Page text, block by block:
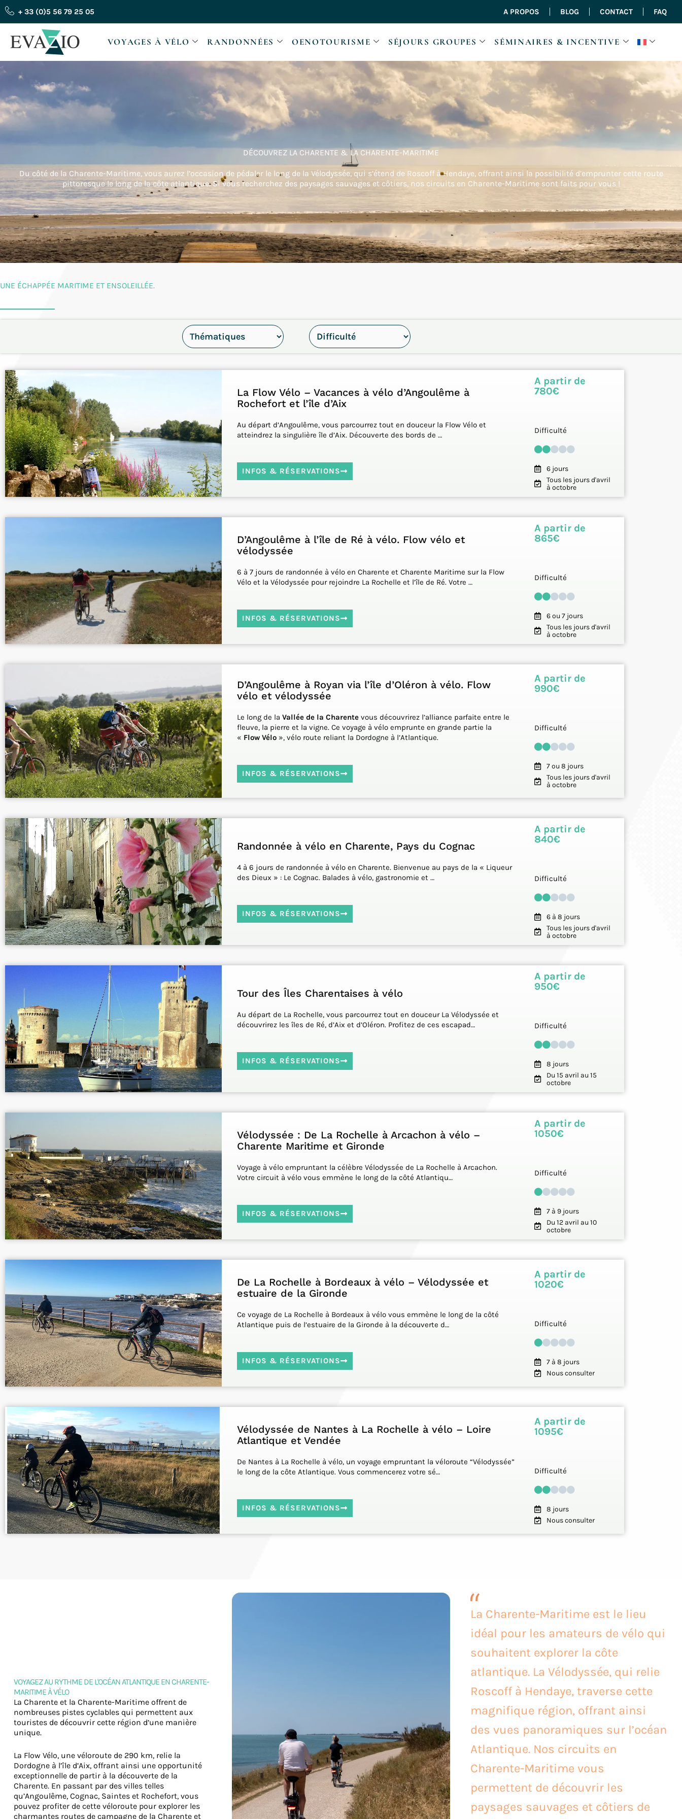
Aller
au
contenu
+ 33 (0)5 56 79 25 05 A PROPOS BLOG CONTACT FAQ
VOYAGES À VÉLO RANDONNÉES OENOTOURISME SÉJOURS GROUPES SÉMINAIRES & INCENTIVE
DÉCOUVREZ LA CHARENTE & LA CHARENTE-MARITIME
Du côté de la Charente-Maritime, vous aurez l’occasion de pédaler le long de la Vélodyssée, qui s’étend de Roscoff à Hendaye, offrant ainsi la possibilité d’emprunter cette route
pittoresque le long de la côte atlantique. Si vous recherchez des paysages sauvages et côtiers, nos circuits en Charente-Maritime sont faits pour vous !
UNE ÉCHAPPÉE MARITIME ET ENSOLEILLÉE.
La Flow Vélo – Vacances à vélo d’Angoulême à
Rochefort et l’île d’Aix
Au départ d’Angoulême, vous parcourrez tout en douceur la Flow Vélo et
atteindrez la singulière île d’Aix. Découverte des bords de …
INFOS & RÉSERVATIONS
A partir de
780€
Difficulté
6 jours
Tous les jours d'avril
à octobre
D’Angoulême à l’île de Ré à vélo. Flow vélo et
vélodyssée
6 à 7 jours de randonnée à vélo en Charente et Charente Maritime sur la Flow
Vélo et la Vélodyssée pour rejoindre La Rochelle et l’île de Ré. Votre …
INFOS & RÉSERVATIONS
A partir de
865€
Difficulté
6 ou 7 jours
Tous les jours d'avril
à octobre
D’Angoulême à Royan via l’île d’Oléron à vélo. Flow
vélo et vélodyssée
Le long de laVallée de la Charente vous découvrirez l’alliance parfaite entre le
fleuve, la pierre et la vigne. Ce voyage à vélo emprunte en grande partie la
« Flow Vélo », vélo route reliant la Dordogne à l’Atlantique.
INFOS & RÉSERVATIONS
A partir de
990€
Difficulté
7 ou 8 jours
Tous les jours d'avril
à octobre
Randonnée à vélo en Charente, Pays du Cognac
4 à 6 jours de randonnée à vélo en Charente. Bienvenue au pays de la « Liqueur
des Dieux » : Le Cognac. Balades à vélo, gastronomie et …
INFOS & RÉSERVATIONS
A partir de
840€
Difficulté
6 à 8 jours
Tous les jours d'avril
à octobre
Tour des Îles Charentaises à vélo
Au départ de La Rochelle, vous parcourrez tout en douceur La Vélodyssée et
découvrirez les îles de Ré, d’Aix et d’Oléron. Profitez de ces escapad…
INFOS & RÉSERVATIONS
A partir de
950€
Difficulté
8 jours
Du 15 avril au 15
octobre
Vélodyssée : De La Rochelle à Arcachon à vélo –
Charente Maritime et Gironde
Voyage à vélo empruntant la célèbre Vélodyssée de La Rochelle à Arcachon.
Votre circuit à vélo vous emmène le long de la côté Atlantiqu…
INFOS & RÉSERVATIONS
A partir de
1050€
Difficulté
7 à 9 jours
Du 12 avril au 10
octobre
De La Rochelle à Bordeaux à vélo – Vélodyssée et
estuaire de la Gironde
Ce voyage de La Rochelle à Bordeaux à vélo vous emmène le long de la côté
Atlantique puis de l’estuaire de la Gironde à la découverte d…
INFOS & RÉSERVATIONS
A partir de
1020€
Difficulté
7 à 8 jours
Nous consulter
Vélodyssée de Nantes à La Rochelle à vélo – Loire
Atlantique et Vendée
De Nantes à La Rochelle à vélo, un voyage empruntant la véloroute “Vélodyssée”
le long de la côte Atlantique. Vous commencerez votre sé…
INFOS & RÉSERVATIONS
A partir de
1095€
Difficulté
8 jours
Nous consulter
VOYAGEZ AU RYTHME DE L'OCÉAN ATLANTIQUE EN CHARENTE-
MARITIME À VÉLO
La Charente et la Charente-Maritime offrent de
nombreuses pistes cyclables qui permettent aux
touristes de découvrir cette région d’une manière
unique.
La Flow Vélo, une véloroute de 290 km, relie la
Dordogne à l’île d’Aix, offrant ainsi une opportunité
exceptionnelle de partir à la découverte de la
Charente. En passant par des villes telles
qu’Angoulême, Cognac, Saintes et Rochefort, vous
pouvez profiter de cette véloroute pour explorer les
charmantes routes de campagne de la Charente et
La Charente-Maritime est le lieu
idéal pour les amateurs de vélo qui
souhaitent explorer la côte
atlantique. La Vélodyssée, qui relie
Roscoff à Hendaye, traverse cette
magnifique région, offrant ainsi
des vues panoramiques sur l’océan
Atlantique. Nos circuits en
Charente-Maritime vous
permettent de découvrir les
paysages sauvages et côtiers de